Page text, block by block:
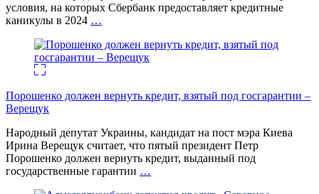
условия, на которых Сбербанк предоставляет кредитные
каникулы в 2024 …
Порошенко должен вернуть кредит, взятый под госгарантии –
Верещук
Народный депутат Украины, кандидат на пост мэра Киева
Ирина Верещук считает, что пятый президент Петр
Порошенко должен вернуть кредит, выданный под
государственные гарантии …